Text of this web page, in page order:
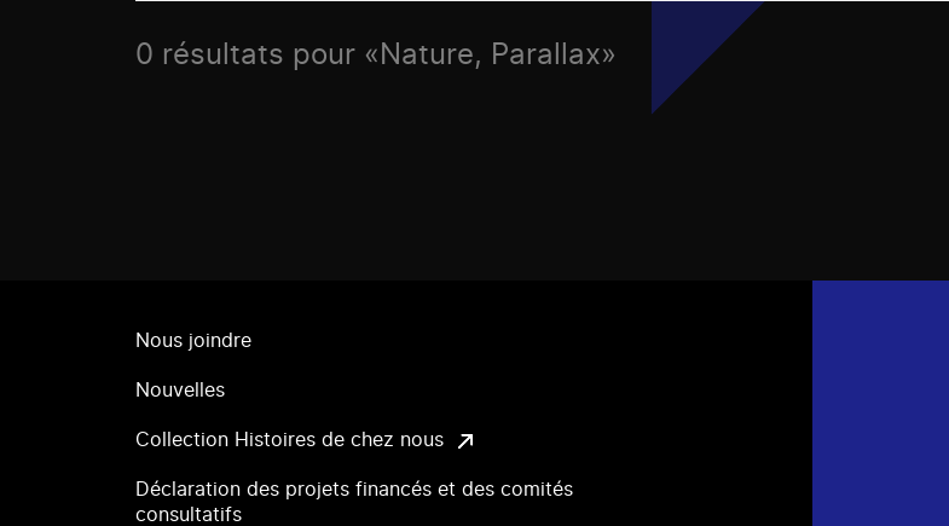
0 résultats pour «Nature, Parallax»
Nous joindre
Nouvelles
Collection Histoires de chez nous
Déclaration des projets financés et des comités
consultatifs